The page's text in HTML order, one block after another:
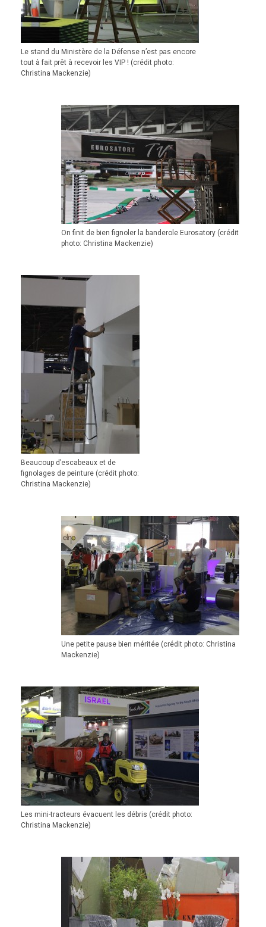
Le stand du Ministère de la Défense n’est pas encore
tout à fait prêt à recevoir les VIP ! (crédit photo:
Christina Mackenzie)
On finit de bien fignoler la banderole Eurosatory (crédit
photo: Christina Mackenzie)
Beaucoup d’escabeaux et de
fignolages de peinture (crédit photo:
Christina Mackenzie)
Une petite pause bien méritée (crédit photo: Christina
Mackenzie)
Les mini-tracteurs évacuent les débris (crédit photo:
Christina Mackenzie)